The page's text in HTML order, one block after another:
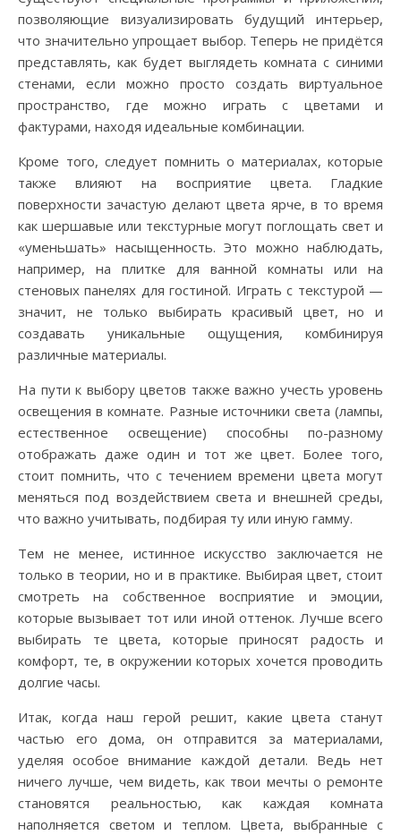
позволяющие визуализировать будущий интерьер,
что значительно упрощает выбор. Теперь не придётся
представлять, как будет выглядеть комната с синими
стенами, если можно просто создать виртуальное
пространство, где можно играть с цветами и
фактурами, находя идеальные комбинации.
Кроме того, следует помнить о материалах, которые
также влияют на восприятие цвета. Гладкие
поверхности зачастую делают цвета ярче, в то время
как шершавые или текстурные могут поглощать свет и
«уменьшать» насыщенность. Это можно наблюдать,
например, на плитке для ванной комнаты или на
стеновых панелях для гостиной. Играть с текстурой —
значит, не только выбирать красивый цвет, но и
создавать уникальные ощущения, комбинируя
различные материалы.
На пути к выбору цветов также важно учесть уровень
освещения в комнате. Разные источники света (лампы,
естественное освещение) способны по-разному
отображать даже один и тот же цвет. Более того,
стоит помнить, что с течением времени цвета могут
меняться под воздействием света и внешней среды,
что важно учитывать, подбирая ту или иную гамму.
Тем не менее, истинное искусство заключается не
только в теории, но и в практике. Выбирая цвет, стоит
смотреть на собственное восприятие и эмоции,
которые вызывает тот или иной оттенок. Лучше всего
выбирать те цвета, которые приносят радость и
комфорт, те, в окружении которых хочется проводить
долгие часы.
Итак, когда наш герой решит, какие цвета станут
частью его дома, он отправится за материалами,
уделяя особое внимание каждой детали. Ведь нет
ничего лучше, чем видеть, как твои мечты о ремонте
становятся реальностью, как каждая комната
наполняется светом и теплом. Цвета, выбранные с